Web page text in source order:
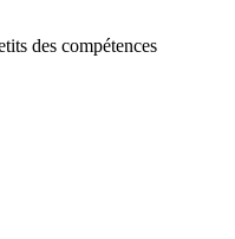
des compétences